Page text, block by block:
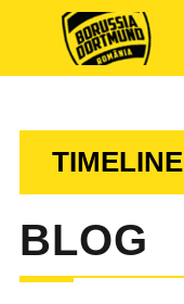
TIMELINE
BLOG